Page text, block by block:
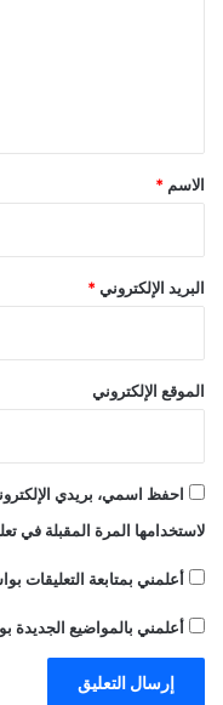
*
الاسم *
البريد الإلكتروني *
الموقع الإلكتروني
احفظ اسمي، بريدي
لاستخدامها المرة المقبلة في
أعلمني بمتابعة التعليقات
أعلمني بالمواضيع الجديدة